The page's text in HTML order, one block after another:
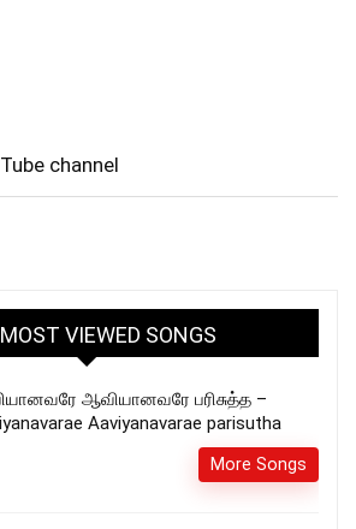
channel
MOST VIEWED SONGS
ஆவியானவரே பரிசுத்த –
Aaviyanavarae parisutha
More Songs